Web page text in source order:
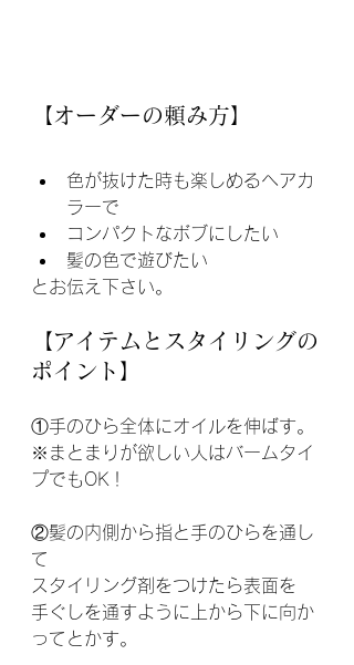
【オーダーの頼み方】
色が抜けた時も楽しめるヘアカ
ラーで
コンパクトなボブにしたい
髪の色で遊びたい
とお伝え下さい。
【アイテムとスタイリングの
ポイント】
①手のひら全体にオイルを伸ばす。
※まとまりが欲しい人はバームタイ
プでもOK！
②髪の内側から指と手のひらを通し
て
スタイリング剤をつけたら表面を
手ぐしを通すように上から下に向か
ってとかす。